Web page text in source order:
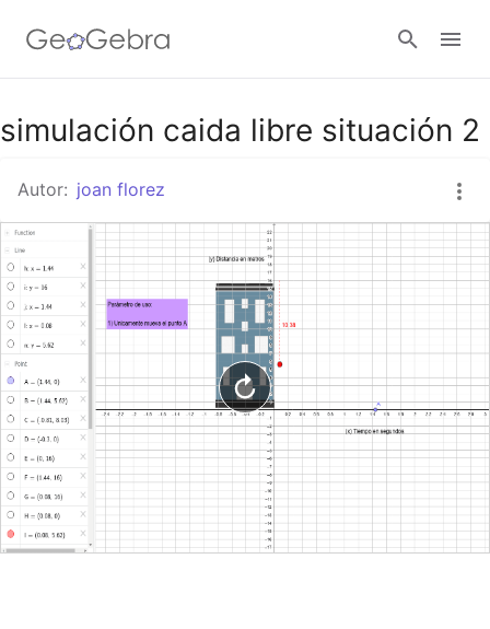
Google Classroom
GeoGebra Classroom
Abrir sesión
simulación caida libre situación 2
Autor: joan florez